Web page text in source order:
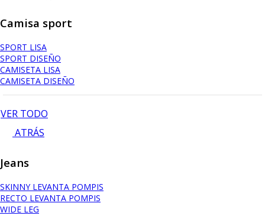
Camisa sport
SPORT LISA
SPORT DISEÑO
CAMISETA LISA
CAMISETA DISEÑO
VER TODO
ATRÁS
Jeans
SKINNY LEVANTA POMPIS
RECTO LEVANTA POMPIS
WIDE LEG